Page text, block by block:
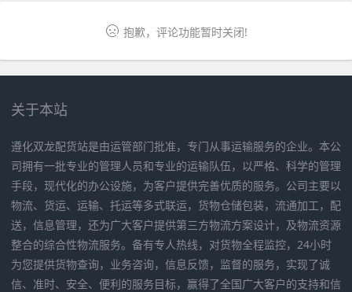
抱歉，评论功能暂时关闭!
关于本站
遵化双龙配货站是由运管部门批准，专门从事运输服务的企业。本公
司拥有一批专业的管理人员和专业的运输队伍，以严格、科学的管理
手段，现代化的办公设施，为客户提供完善优质的服务。公司主要以
物流、货运、运输、托运等多式联运，货物仓储包装，流通加工，配
送，信息管理，还为广大客户提供第三方物流方案设计，及物流资源
整合的综合性物流服务。备有专人热线，对货物全程监控，24小时
为您提供货物查询，业务咨询，信息反馈，监督的服务，实现了诚
信、准时、安全、便利的服务目标，赢得了全国广大客户的支持和信